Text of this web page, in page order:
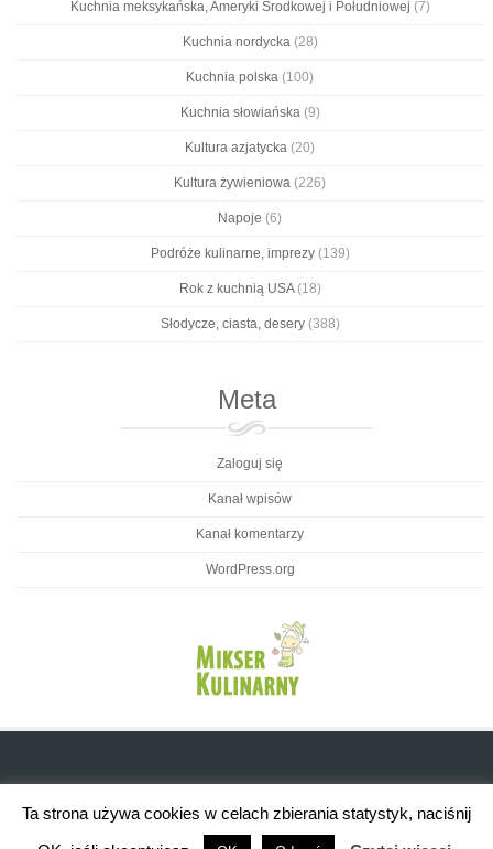
Kuchnia meksykańska, Ameryki Środkowej i Południowej (7)
Kuchnia nordycka(28)
Kuchnia polska (100)
Kuchnia słowiańska(9)
Kultura azjatycka (20)
Kultura żywieniowa (226)
Napoje (6)
Podróże kulinarne, imprezy(139)
Rok z kuchnią USA(18)
Słodycze, ciasta, desery(388)
Meta
Zaloguj się
Kanał wpisów
Kanał komentarzy
WordPress.org
Ta strona używa cookies w celach zbierania statystyk, naciśnij